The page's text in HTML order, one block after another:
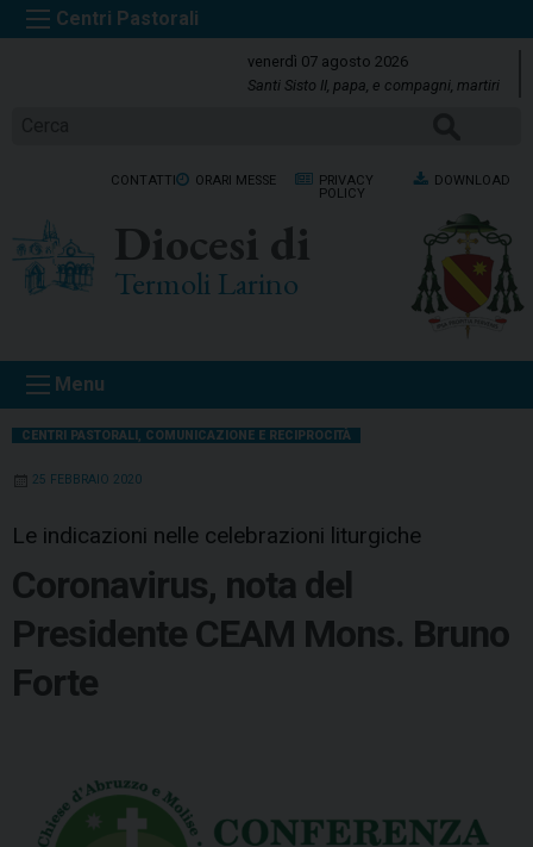
k
t
venerdì 07 agosto 2026
Santi Sisto II, papa, e compagni, martiri
CONTATTI ORARI MESSE
PRIVACY
POLICY
DOWNLOAD
Diocesi di
Termoli Larino
Menu
CENTRI PASTORALI, COMUNICAZIONE E RECIPROCITÀ
25 FEBBRAIO 2020
Le indicazioni nelle celebrazioni liturgiche
Coronavirus, nota del
Presidente CEAM Mons. Bruno
Forte